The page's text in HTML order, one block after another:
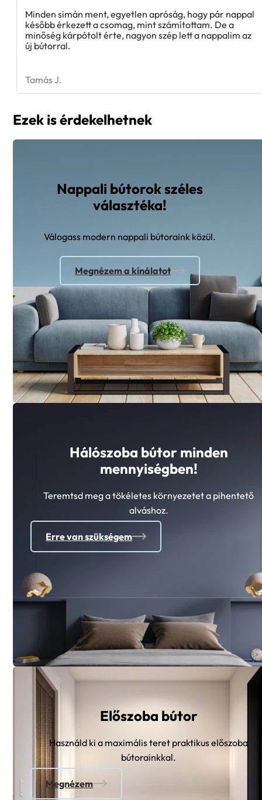
Minden simán ment, egyetlen apróság, hogy pár nappal
később érkezett a csomag, mint számítottam. De a
minőség kárpótolt érte, nagyon szép lett a nappalim az
új bútorral.
Tamás J.
Ezek is érdekelhetnek
Nappali bútorok széles
választéka!
Válogass modern nappali bútoraink közül.
Megnézem a kínálatot
Hálószoba bútor minden
mennyiségben!
Teremtsd meg a tökéletes környezetet a pihentető
alváshoz.
Erre van szükségem
Előszoba bútor
Használd ki a maximális teret praktikus előszoba
bútorainkkal.
Megnézem